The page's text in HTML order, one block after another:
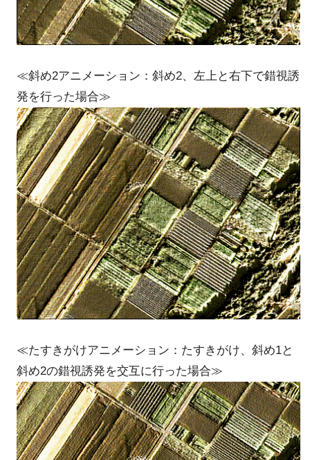
≪斜め2アニメーション：斜め2、左上と右下で錯視誘
発を行った場合≫
≪たすきがけアニメーション：たすきがけ、斜め1と
斜め2の錯視誘発を交互に行った場合≫